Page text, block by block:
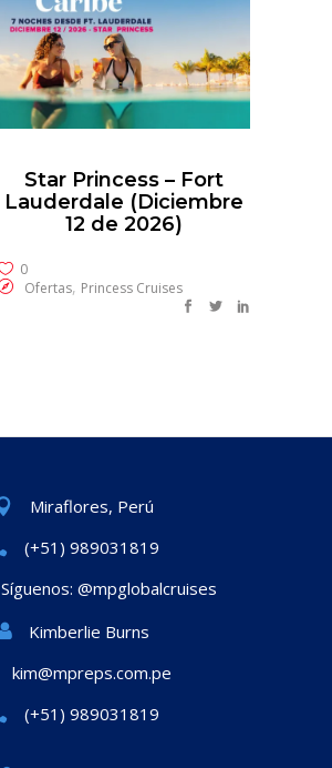
Star Princess – Fort
Lauderdale (Diciembre
12 de 2026)
0
Ofertas, Princess Cruises
Miraflores, Perú
(+51) 989031819
Síguenos: @mpglobalcruises
Kimberlie Burns
kim@mpreps.com.pe
(+51) 989031819